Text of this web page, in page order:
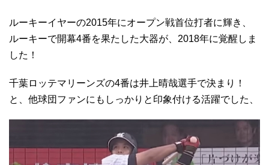
ルーキーイヤーの2015年にオープン戦首位打者に輝き、
ルーキーで開幕4番を果たした大器が、2018年に覚醒しま
した！
千葉ロッテマリーンズの4番は井上晴哉選手で決まり！
と、他球団ファンにもしっかりと印象付ける活躍でした、